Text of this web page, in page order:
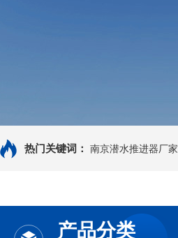
热门关键词： 南京潜水推进器厂家
产品分类